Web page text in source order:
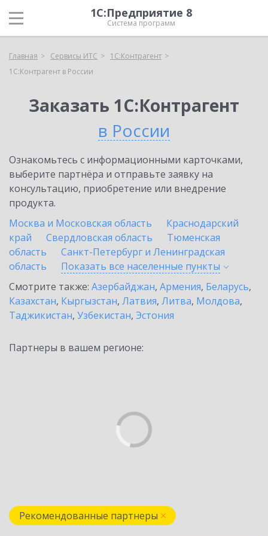
1С:Предприятие 8
Система программ
Главная Сервисы ИТС
1С:Контрагент
1С:Контрагент в России
Заказать 1С:Контрагент
в России
Ознакомьтесь с информационными карточками,
выберите партнёра и отправьте заявку на
консультацию, приобретение или внедрение
продукта.
Москва и Московская область
Краснодарский
край
Свердловская область
Тюменская
область
Санкт-Петербург и Ленинградская
область
Показать все населенные пункты
Смотрите также: Азербайджан, Армения, Беларусь,
Казахстан, Кыргызстан, Латвия, Литва, Молдова,
Таджикистан, Узбекистан, Эстония
Партнеры в вашем регионе:
Рекомендованные партнеры